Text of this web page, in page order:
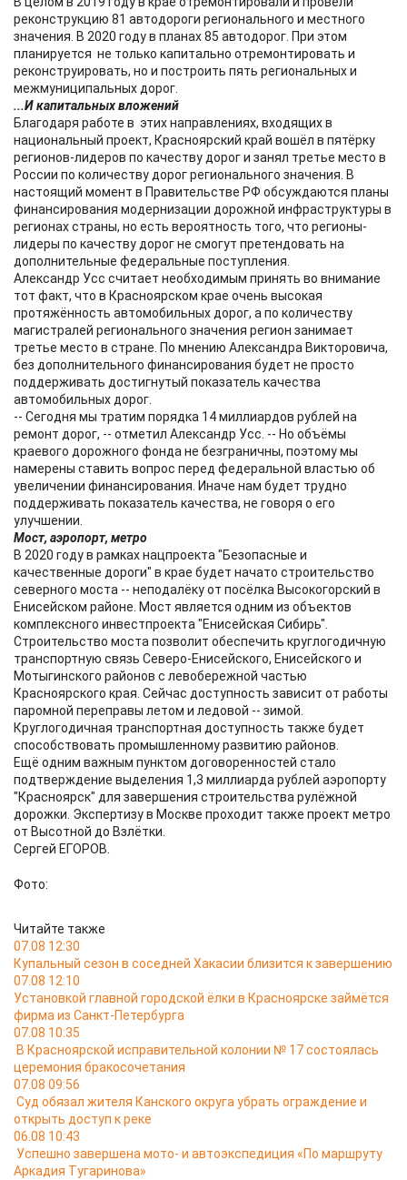
реконструкцию 81 автодороги регионального и местного
значения. В 2020 году в планах 85 автодорог. При этом
планируется не только капитально отремонтировать и
реконструировать, но и построить пять региональных и
межмуниципальных дорог.
...И капитальных вложений
Благодаря работе в этих направлениях, входящих в
национальный проект, Красноярский край вошёл в пятёрку
регионов-лидеров по качеству дорог и занял третье место в
России по количеству дорог регионального значения. В
настоящий момент в Правительстве РФ обсуждаются планы
финансирования модернизации дорожной инфраструктуры в
регионах страны, но есть вероятность того, что регионы-
лидеры по качеству дорог не смогут претендовать на
дополнительные федеральные поступления.
Александр Усс считает необходимым принять во внимание
тот факт, что в Красноярском крае очень высокая
протяжённость автомобильных дорог, а по количеству
магистралей регионального значения регион занимает
третье место в стране. По мнению Александра Викторовича,
без дополнительного финансирования будет не просто
поддерживать достигнутый показатель качества
автомобильных дорог.
-- Сегодня мы тратим порядка 14 миллиардов рублей на
ремонт дорог, -- отметил Александр Усс. -- Но объёмы
краевого дорожного фонда не безграничны, поэтому мы
намерены ставить вопрос перед федеральной властью об
увеличении финансирования. Иначе нам будет трудно
поддерживать показатель качества, не говоря о его
улучшении.
Мост, аэропорт, метро
В 2020 году в рамках нацпроекта "Безопасные и
качественные дороги" в крае будет начато строительство
северного моста -- неподалёку от посёлка Высокогорский в
Енисейском районе. Мост является одним из объектов
комплексного инвестпроекта "Енисейская Сибирь".
Строительство моста позволит обеспечить круглогодичную
транспортную связь Северо-Енисейского, Енисейского и
Мотыгинского районов с левобережной частью
Красноярского края. Сейчас доступность зависит от работы
паромной переправы летом и ледовой -- зимой.
Круглогодичная транспортная доступность также будет
способствовать промышленному развитию районов.
Ещё одним важным пунктом договоренностей стало
подтверждение выделения 1,3 миллиарда рублей аэропорту
"Красноярск" для завершения строительства рулёжной
дорожки. Экспертизу в Москве проходит также проект метро
от Высотной до Взлётки.
Сергей ЕГОРОВ.
Фото:
Читайте также
07.08 12:30
Купальный сезон в соседней Хакасии близится к завершению
07.08 12:10
Установкой главной городской ёлки в Красноярске займётся
фирма из Санкт-Петербурга
07.08 10:35
В Красноярской исправительной колонии № 17 состоялась
церемония бракосочетания
07.08 09:56
Суд обязал жителя Канского округа убрать ограждение и
открыть доступ к реке
06.08 10:43
Успешно завершена мото- и автоэкспедиция «По маршруту
Аркадия Тугаринова»